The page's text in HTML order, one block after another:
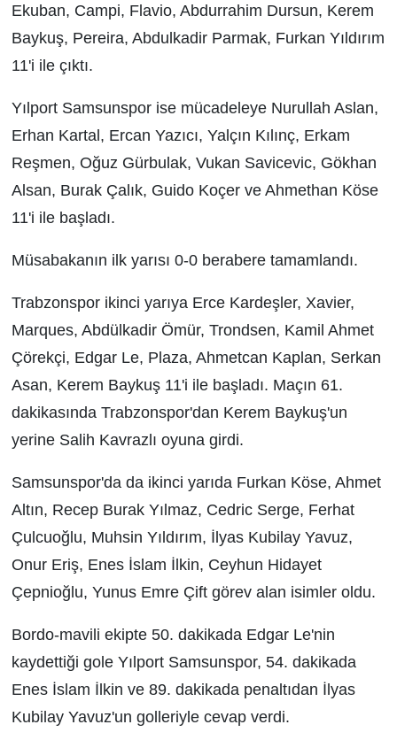
Ekuban, Campi, Flavio, Abdurrahim Dursun, Kerem
Baykuş, Pereira, Abdulkadir Parmak, Furkan Yıldırım
11'i ile çıktı.
Yılport Samsunspor ise mücadeleye Nurullah Aslan,
Erhan Kartal, Ercan Yazıcı, Yalçın Kılınç, Erkam
Reşmen, Oğuz Gürbulak, Vukan Savicevic, Gökhan
Alsan, Burak Çalık, Guido Koçer ve Ahmethan Köse
11'i ile başladı.
Müsabakanın ilk yarısı 0-0 berabere tamamlandı.
Trabzonspor ikinci yarıya Erce Kardeşler, Xavier,
Marques, Abdülkadir Ömür, Trondsen, Kamil Ahmet
Çörekçi, Edgar Le, Plaza, Ahmetcan Kaplan, Serkan
Asan, Kerem Baykuş 11'i ile başladı. Maçın 61.
dakikasında Trabzonspor'dan Kerem Baykuş'un
yerine Salih Kavrazlı oyuna girdi.
Samsunspor'da da ikinci yarıda Furkan Köse, Ahmet
Altın, Recep Burak Yılmaz, Cedric Serge, Ferhat
Çulcuoğlu, Muhsin Yıldırım, İlyas Kubilay Yavuz,
Onur Eriş, Enes İslam İlkin, Ceyhun Hidayet
Çepnioğlu, Yunus Emre Çift görev alan isimler oldu.
Bordo-mavili ekipte 50. dakikada Edgar Le'nin
kaydettiği gole Yılport Samsunspor, 54. dakikada
Enes İslam İlkin ve 89. dakikada penaltıdan İlyas
Kubilay Yavuz'un golleriyle cevap verdi.